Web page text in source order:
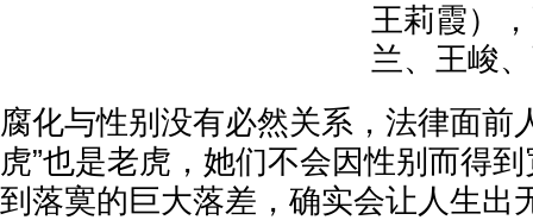
王莉霞）
兰、王峻
腐化与性别没有必然关系，法律面前
虎”也是老虎，她们不会因性别而得
到落寞的巨大落差，确实会让人生出